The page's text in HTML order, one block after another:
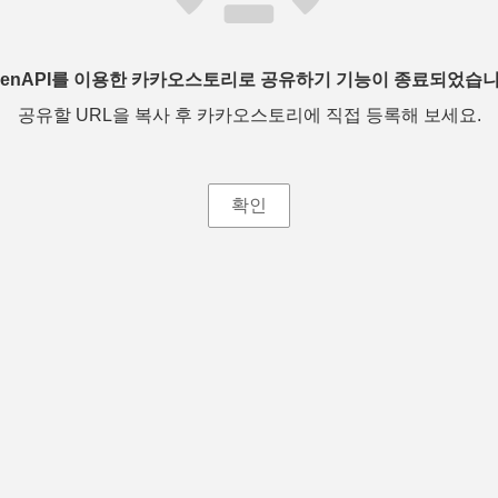
를 이용한 카카오스토리로 공유하기 기능이 종료되었습
공유할 URL을 복사 후 카카오스토리에 직접 등록해 보세요.
확인